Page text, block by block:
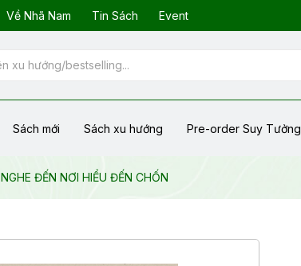
Về Nhã Nam Tin Sách Event
Sách mới Sách xu hướng Pre-order Suy Tưởng
NGHE ĐẾN NƠI HIỂU ĐẾN CHỐN